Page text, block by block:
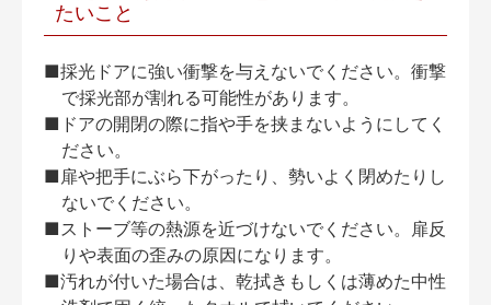
たいこと
■採光ドアに強い衝撃を与えないでください。衝撃
で採光部が割れる可能性があります。
■ドアの開閉の際に指や手を挟まないようにしてく
ださい。
■扉や把手にぶら下がったり、勢いよく閉めたりし
ないでください。
■ストーブ等の熱源を近づけないでください。扉反
りや表面の歪みの原因になります。
■汚れが付いた場合は、乾拭きもしくは薄めた中性